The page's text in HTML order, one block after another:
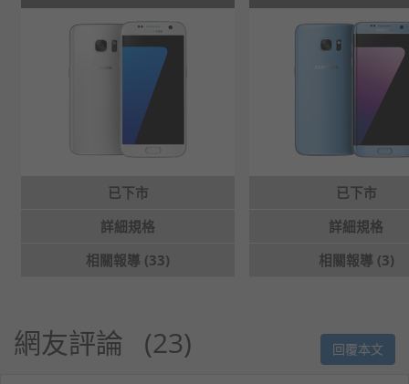
已下市
詳細規格
相關報導 (33)
已下市
詳細規格
相關報導 (3)
網友評論 23 回覆本文